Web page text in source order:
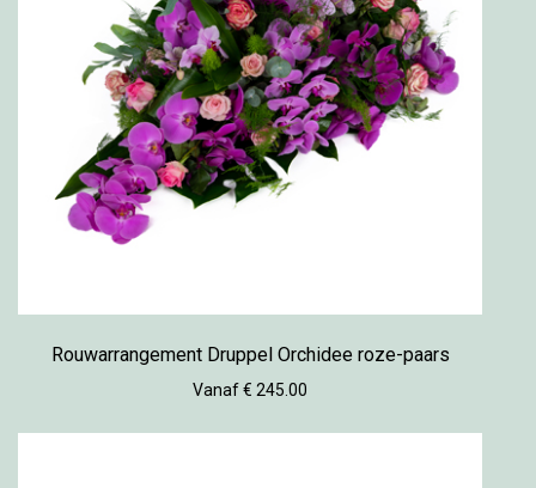
Rouwarrangement Druppel Orchidee roze-paars
Vanaf € 245.00